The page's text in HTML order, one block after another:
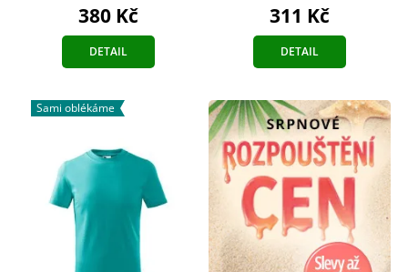
380 Kč
DETAIL
311 Kč
DETAIL
Sami oblékáme